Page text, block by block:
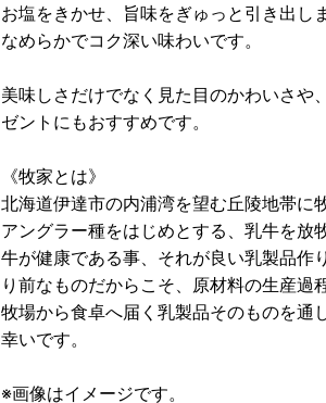
お塩をきかせ、旨味をぎゅっと引き出し
なめらかでコク深い味わいです。
美味しさだけでなく見た目のかわいさや
ゼントにもおすすめです。
《牧家とは》
北海道伊達市の内浦湾を望む丘陵地帯に
アングラー種をはじめとする、乳牛を放
牛が健康である事、それが良い乳製品作
り前なものだからこそ、原材料の生産過
牧場から食卓へ届く乳製品そのものを通
幸いです。
※画像はイメージです。